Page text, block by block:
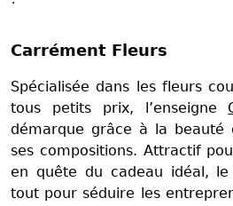
Carrément Fleurs
Spécialisée dans les fleurs
tous petits prix, l’enseigne
démarque grâce à la
ses compositions. Attractif
en quête du cadeau idéal,
tout pour séduire les